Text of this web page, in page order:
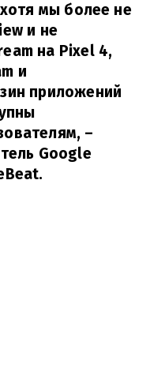
мы более не
и не
на Pixel 4,
и
приложений
–
Google